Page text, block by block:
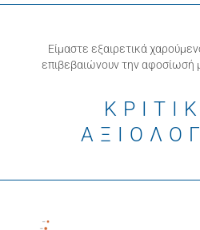
Είμαστε εξαιρετικά
επιβεβαιώνουν την αφοσίωσή